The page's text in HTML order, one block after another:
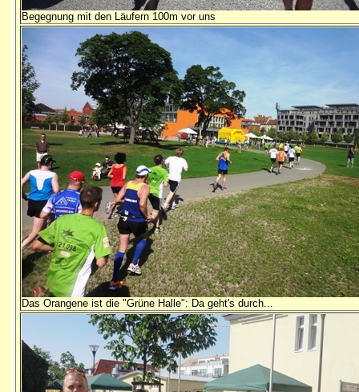
Begegnung mit den Läufern 100m vor uns
Das Orangene ist die "Grüne Halle": Da geht's durch...